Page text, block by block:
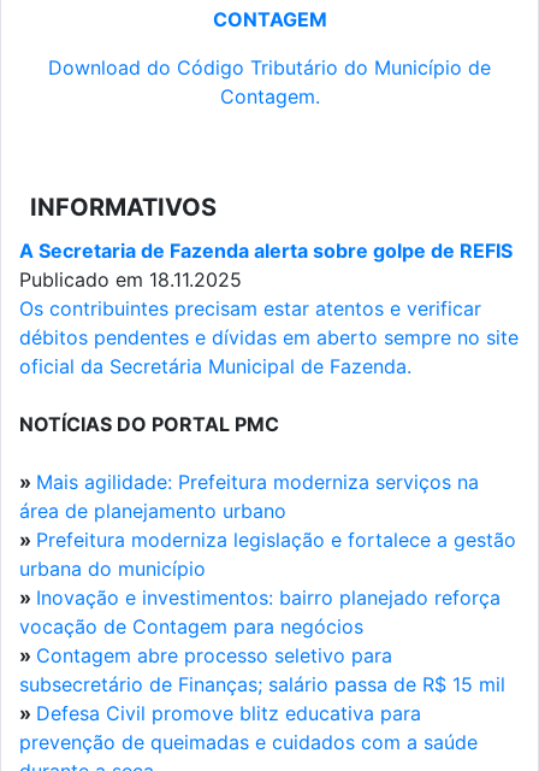
CONTAGEM
Download do Código Tributário do Município de
Contagem.
INFORMATIVOS
A Secretaria de Fazenda alerta sobre golpe de REFIS
Publicado em 18.11.2025
Os contribuintes precisam estar atentos e verificar
débitos pendentes e dívidas em aberto sempre no site
oficial da Secretária Municipal de Fazenda.
NOTÍCIAS DO PORTAL PMC
» Mais agilidade: Prefeitura moderniza serviços na
área de planejamento urbano
» Prefeitura moderniza legislação e fortalece a gestão
urbana do município
» Inovação e investimentos: bairro planejado reforça
vocação de Contagem para negócios
» Contagem abre processo seletivo para
subsecretário de Finanças; salário passa de R$ 15 mil
» Defesa Civil promove blitz educativa para
prevenção de queimadas e cuidados com a saúde